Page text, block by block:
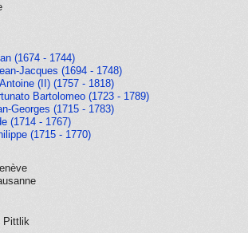
(1674 - 1744)
Jacques (1694 - 1748)
(II) (1757 - 1818)
Bartolomeo (1723 - 1789)
Georges (1715 - 1783)
(1714 - 1767)
(1715 - 1770)
Pittlik